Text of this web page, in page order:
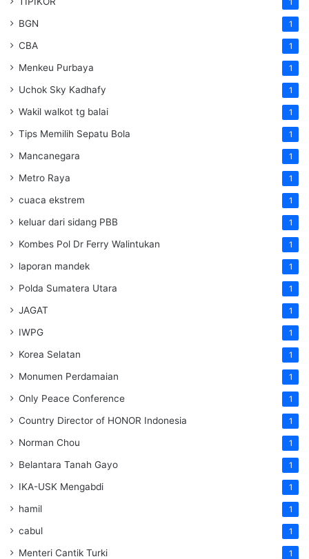
1
BGN 1
CBA 1
Menkeu Purbaya 1
Uchok Sky Kadhafy 1
Wakil walkot tg balai 1
Tips Memilih Sepatu Bola 1
Mancanegara 1
Metro Raya 1
cuaca ekstrem 1
keluar dari sidang PBB 1
Kombes Pol Dr Ferry Walintukan 1
laporan mandek 1
Polda Sumatera Utara 1
JAGAT 1
IWPG 1
Korea Selatan 1
Monumen Perdamaian 1
Only Peace Conference 1
Country Director of HONOR Indonesia 1
Norman Chou 1
Belantara Tanah Gayo 1
IKA-USK Mengabdi 1
hamil 1
cabul 1
Menteri Cantik Turki 1